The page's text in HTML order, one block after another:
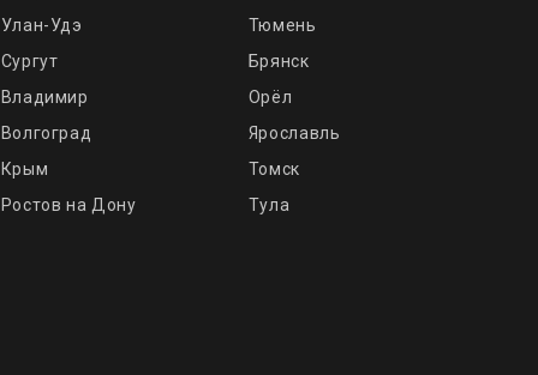
Улан-Удэ
Тюмень
Сургут
Брянск
Владимир
Орёл
Волгоград
Ярославль
Крым
Томск
Ростов на Дону
Тула